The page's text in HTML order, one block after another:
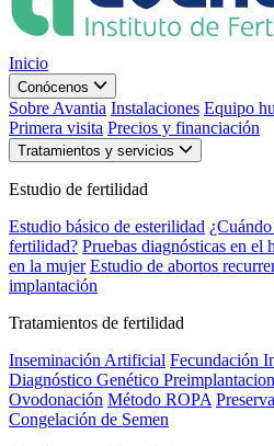
Inicio
Conócenos
Sobre Avantia Instalaciones Equipo
Primera visita Precios y financiación
Tratamientos y servicios
Estudio de fertilidad
Estudio básico de esterilidad
fertilidad? Pruebas diagnósticas en el
en la mujer Estudio de abortos
implantación
Tratamientos de fertilidad
Inseminación Artificial Fecundación
Diagnóstico Genético
Ovodonación Método ROPA
Congelación de Semen